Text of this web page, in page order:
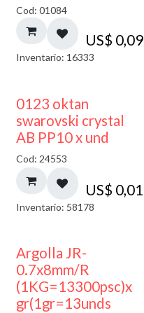
Cod: 01084
US$ 0,09
Inventario: 16333
0123 oktan
swarovski crystal
AB PP10 x und
Cod: 24553
US$ 0,01
Inventario: 58178
Argolla JR-
0.7x8mm/R
(1KG=13300psc)x
gr(1gr=13unds